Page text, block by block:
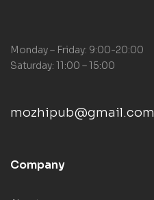
Monday – Friday: 9:00-20:00
Saturday: 11:00 – 15:00
mozhipub@gmail.com
Company